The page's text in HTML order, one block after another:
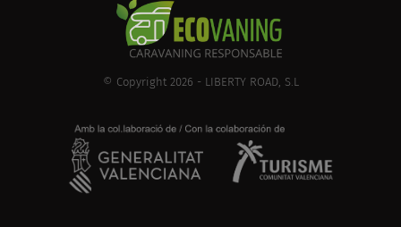
© Copyright 2026 - LIBERTY ROAD, S.L